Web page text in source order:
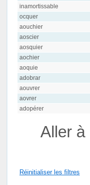
inamortissable
ocquer
aouchier
aoscier
aosquier
aochier
aoquie
adobrar
aouvrer
aovrer
adopérer
Aller à
Réinitialiser les filtres